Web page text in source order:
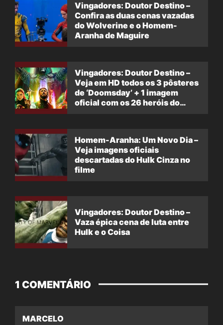
Vingadores: Doutor Destino –
Confira as duas cenas vazadas
do Wolverine e o Homem-
Aranha de Maguire
Vingadores: Doutor Destino –
Veja em HD todos os 3 pôsteres
de ‘Doomsday’ + 1 imagem
oficial com os 26 heróis do
Homem-Aranha: Um Novo Dia –
Veja imagens oficiais
descartadas do Hulk Cinza no
filme
Vingadores: Doutor Destino –
Vaza épica cena de luta entre
Hulk e o Coisa
1 COMENTÁRIO
MARCELO